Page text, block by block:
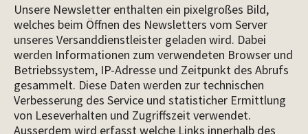
Unsere Newsletter enthalten ein pixelgroßes Bild,
welches beim Öffnen des Newsletters vom Server
unseres Versanddienstleister geladen wird. Dabei
werden Informationen zum verwendeten Browser und
Betriebssystem, IP-Adresse und Zeitpunkt des Abrufs
gesammelt. Diese Daten werden zur technischen
Verbesserung des Service und statisticher Ermittlung
von Leseverhalten und Zugriffszeit verwendet.
Ausserdem wird erfasst welche Links innerhalb des